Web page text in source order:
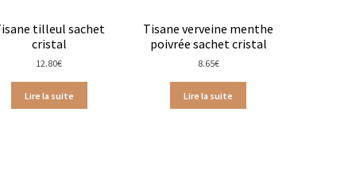
tilleul sachet
cristal
12.80€
Lire la suite
Tisane verveine menthe
poivrée sachet cristal
8.65€
Lire la suite